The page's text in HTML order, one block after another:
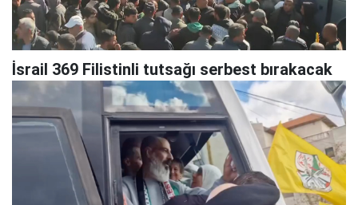
İsrail 369 Filistinli tutsağı serbest bırakacak